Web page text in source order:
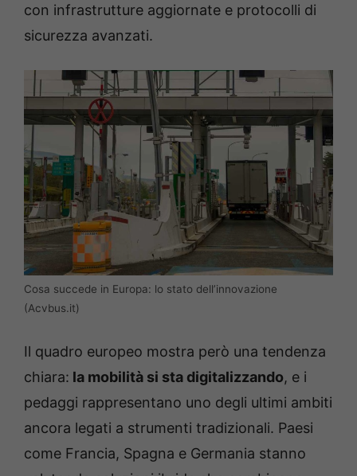
con infrastrutture aggiornate e protocolli di
sicurezza avanzati.
Cosa succede in Europa: lo stato dell’innovazione
(Acvbus.it)
Il quadro europeo mostra però una tendenza
chiara: la mobilità si sta digitalizzando, e i
pedaggi rappresentano uno degli ultimi ambiti
ancora legati a strumenti tradizionali. Paesi
come Francia, Spagna e Germania stanno